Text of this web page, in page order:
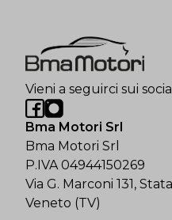
Vieni a seguirci sui
Bma Motori Srl
Bma Motori Srl
P.IVA 04944150269
Via G. Marconi 131,
Veneto (TV)